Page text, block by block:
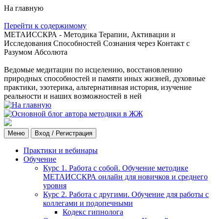
На главную
Перейти к содержимому
МЕТАИССКРА - Методика Терапии, Активации и
Исследования Способностей Сознания через Контакт с
Разумом Абсолюта
Ведомые медитации по исцелению, восстановлению
природных способностей и памяти иных жизней, духовные
практики, эзотерика, альтернативная история, изучение
реальности и наших возможностей в ней
Меню Вход / Регистрация
Практики и вебинары
Обучение
Курс 1. Работа с собой. Обучение методике
МЕТАИССКРА онлайн для новичков и среднего
уровня
Курс 2. Работа с другими. Обучение для работы с
коллегами и подопечными
Кодекс гипнолога